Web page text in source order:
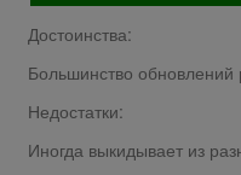
Достоинства:
Большинство обновлений
Недостатки:
Иногда выкидывает из